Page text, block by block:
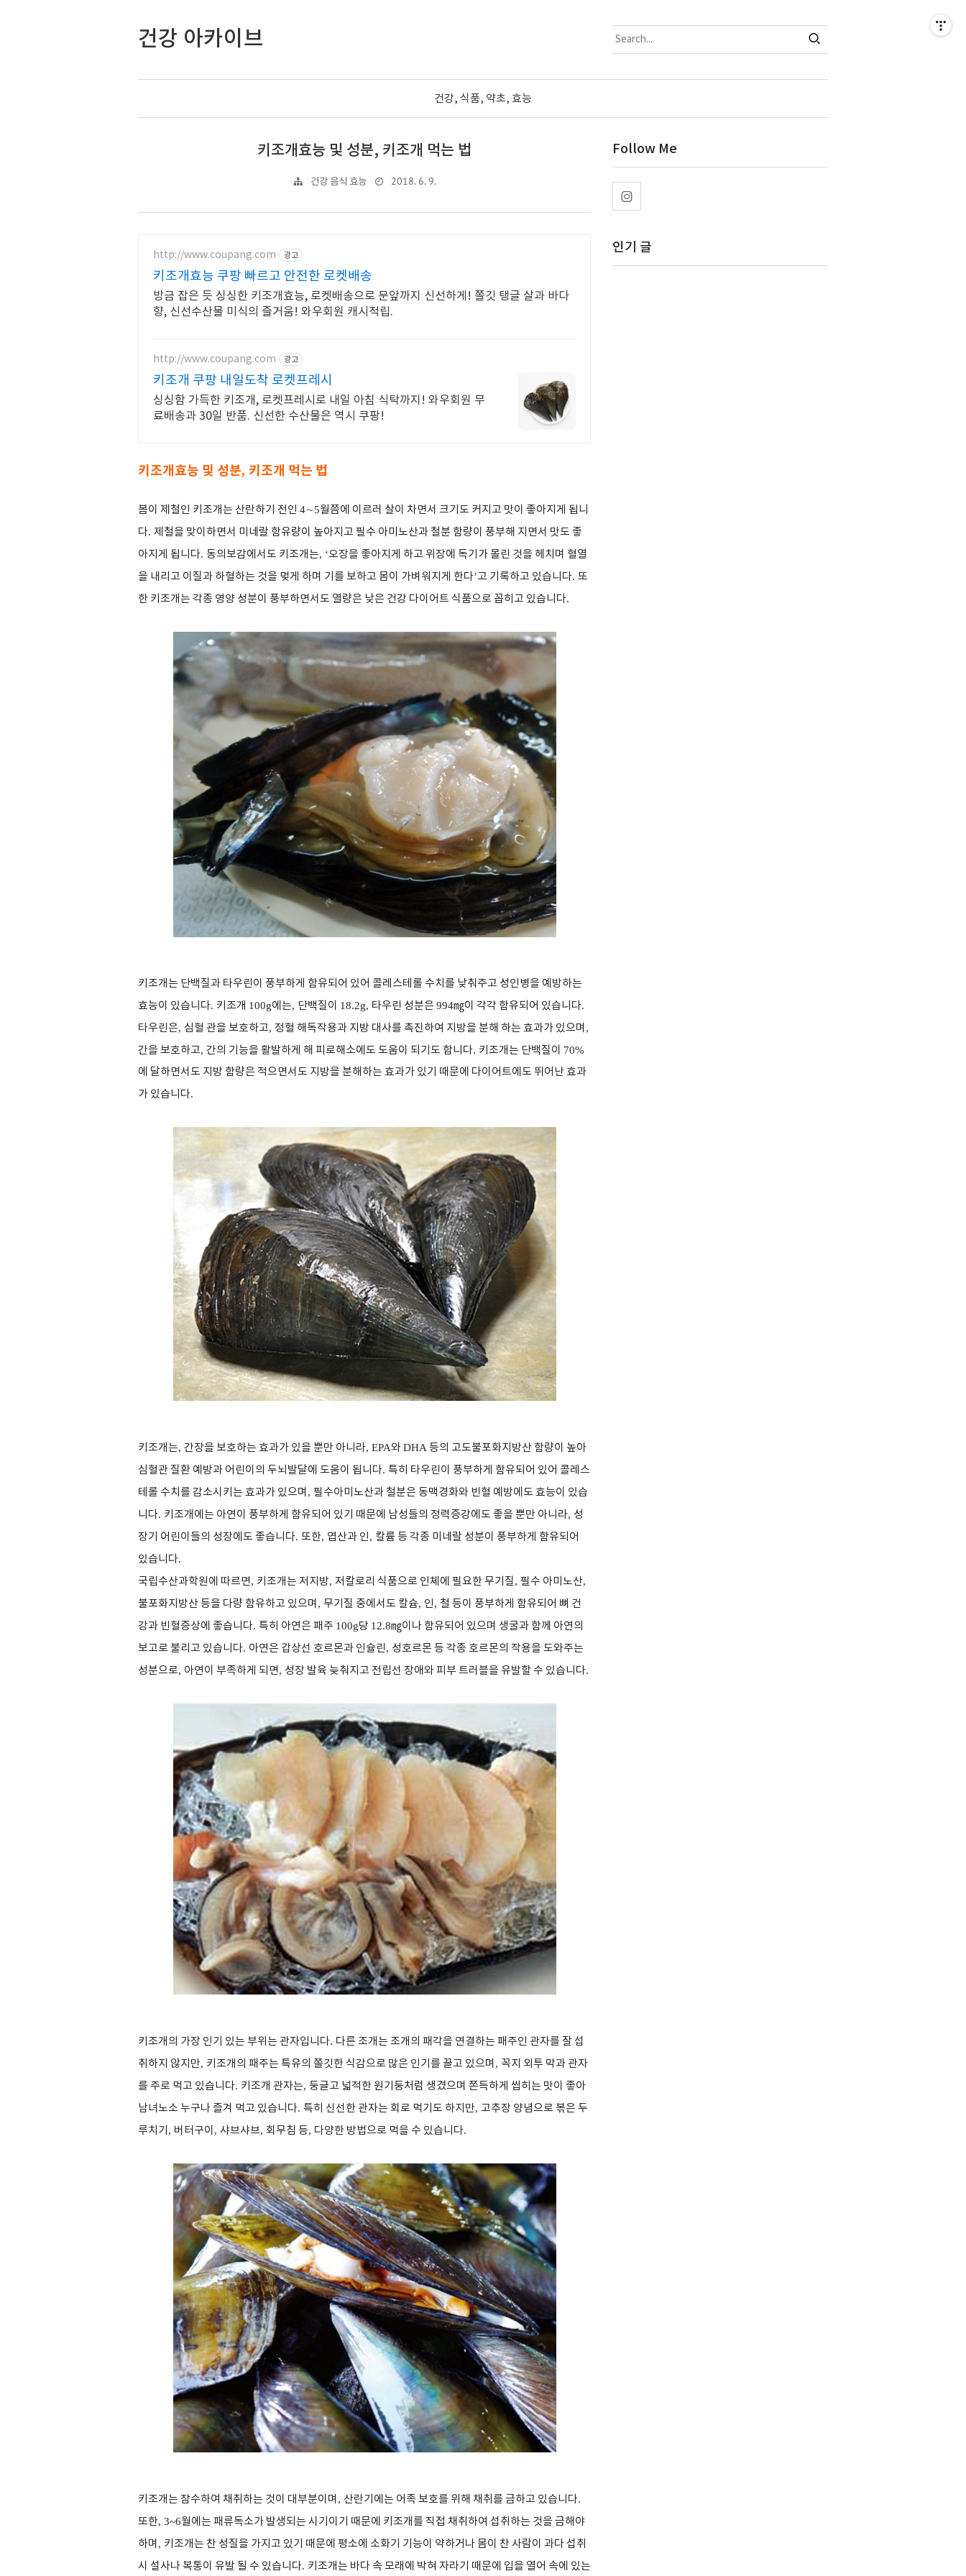
건강 아카이브
건강, 식품, 약초, 효능
키조개효능 및 성분, 키조개 먹는 법
건강 음식 효능 2018. 6. 9.
http://www.coupang.com 광고
키조개효능 쿠팡 빠르고 안전한 로켓배송
방금 잡은 듯 싱싱한 키조개효능, 로켓배송으로 문앞까지 신선하게! 쫄깃 탱글 살과 바다
향, 신선수산물 미식의 즐거움! 와우회원 캐시적립.
http://www.coupang.com 광고
키조개 쿠팡 내일도착 로켓프레시
싱싱함 가득한 키조개, 로켓프레시로 내일 아침 식탁까지! 와우회원 무
료배송과 30일 반품. 신선한 수산물은 역시 쿠팡!
키조개효능 및 성분, 키조개 먹는 법
봄이 제철인 키조개는 산란하기 전인 4∼5월쯤에 이르러 살이 차면서 크기도 커지고 맛이 좋아지게 됩니
다. 제철을 맞이하면서 미네랄 함유량이 높아지고 필수 아미노산과 철분 함량이 풍부해 지면서 맛도 좋
아지게 됩니다. 동의보감에서도 키조개는, ‘오장을 좋아지게 하고 위장에 독기가 몰린 것을 헤치며 혈열
을 내리고 이질과 하혈하는 것을 멎게 하며 기를 보하고 몸이 가벼워지게 한다’고 기록하고 있습니다. 또
한 키조개는 각종 영양 성분이 풍부하면서도 열량은 낮은 건강 다이어트 식품으로 꼽히고 있습니다.
키조개는 단백질과 타우린이 풍부하게 함유되어 있어 콜레스테롤 수치를 낮춰주고 성인병을 예방하는
효능이 있습니다. 키조개 100g에는, 단백질이 18.2g, 타우린 성분은 994㎎이 각각 함유되어 있습니다.
타우린은, 심혈 관을 보호하고, 정혈 해독작용과 지방 대사를 촉진하여 지방을 분해 하는 효과가 있으며 ,
간을 보호하고, 간의 기능을 활발하게 해 피로해소에도 도움이 되기도 합니다. 키조개는 단백질이 70%
에 달하면서도 지방 함량은 적으면서도 지방을 분해하는 효과가 있기 때문에 다이어트에도 뛰어난 효과
가 있습니다.
키조개는, 간장을 보호하는 효과가 있을 뿐만 아니라, EPA와DHA 등의 고도불포화지방산 함량이 높아
심혈관 질환 예방과 어린이의 두뇌발달에 도움이 됩니다. 특히 타우린이 풍부하게 함유되어 있어 콜레스
테롤 수치를 감소시키는 효과가 있으며 , 필수아미노산과 철분은 동맥경화와 빈혈 예방에도 효능이 있습
니다. 키조개에는 아연이 풍부하게 함유되어 있기 때문에 남성들의 정력증강에도 좋을 뿐만 아니라, 성
장기 어린이들의 성장에도 좋습니다. 또한, 엽산과 인, 칼륨 등 각종 미네랄 성분이 풍부하게 함유되어
있습니다.
국립수산과학원에 따르면, 키조개는 저지방, 저칼로리 식품으로 인체에 필요한 무기질, 필수 아미노산,
불포화지방산 등을 다량 함유하고 있으며 , 무기질 중에서도 칼슘, 인, 철 등이 풍부하게 함유되어 뼈 건
강과 빈혈증상에 좋습니다. 특히 아연은 패주 100g당 12.8㎎이나 함유되어 있으며 생굴과 함께 아연의
보고로 불리고 있습니다. 아연은 갑상선 호르몬과 인슐린, 성호르몬 등 각종 호르몬의 작용을 도와주는
성분으로, 아연이 부족하게 되면, 성장 발육 늦춰지고 전립선 장애와 피부 트러블을 유발할 수 있습니다.
키조개의 가장 인기 있는 부위는 관자입니다. 다른 조개는 조개의 패각을 연결하는 패주인 관자를 잘 섭
취하지 않지만, 키조개의 패주는 특유의 쫄깃한 식감으로 많은 인기를 끌고 있으며 , 꼭지 외투 막과 관자
를 주로 먹고 있습니다. 키조개 관자는, 둥글고 넓적한 원기둥처럼 생겼으며 쫀득하게 씹히는 맛이 좋아
남녀노소 누구나 즐겨 먹고 있습니다. 특히 신선한 관자는 회로 먹기도 하지만, 고추장 양념으로 볶은 두
루치기 , 버터구이 , 샤브샤브, 회무침 등, 다양한 방법으로 먹을 수 있습니다.
키조개는 잠수하여 채취하는 것이 대부분이며 , 산란기에는 어족 보호를 위해 채취를 금하고 있습니다.
또한, 3~6월에는 패류독소가 발생되는 시기이기 때문에 키조개를 직접 채취하여 섭취하는 것을 금해야
하며 , 키조개는 찬 성질을 가지고 있기 때문에 평소에 소화기 기능이 약하거나 몸이 찬 사람이 과다 섭취
시 설사나 복통이 유발 될 수 있습니다. 키조개는 바다 속 모래에 박혀 자라기 때문에 입을 열어 속에 있는
Follow Me
인기 글